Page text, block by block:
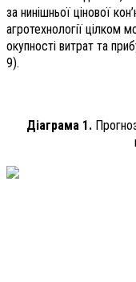
за нинішньої цінової
агротехнології цілком
окупності витрат та
9).
Діаграма 1.